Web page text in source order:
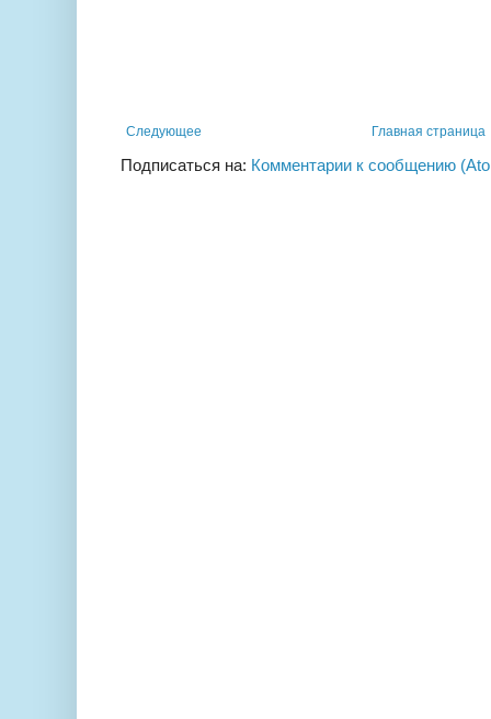
Следующее Главная страница
Подписаться на: Комментарии к сообщению